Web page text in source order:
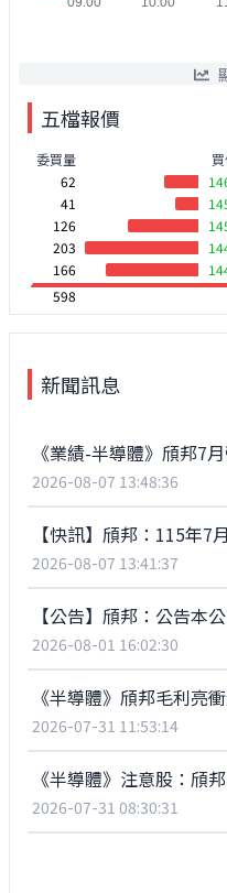
五檔報價
委買量
62
41
126
203
166
598
新聞訊息
2026-08-07 13:48:36
2026-08-07 13:41:37
2026-08-01 16:02:30
《半導體》頎邦毛利亮
2026-07-31 11:53:14
《半導體》注意股：頎
2026-07-31 08:30:31